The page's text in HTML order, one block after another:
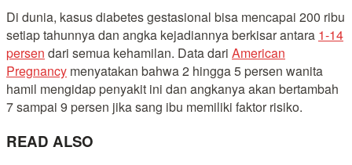
Di dunia, kasus diabetes gestasional bisa mencapai 200 ribu
setiap tahunnya dan angka kejadiannya berkisar antara 1-14
persen dari semua kehamilan. Data dari American
Pregnancy menyatakan bahwa 2 hingga 5 persen wanita
hamil mengidap penyakit ini dan angkanya akan bertambah
7 sampai 9 persen jika sang ibu memiliki faktor risiko.
READ ALSO